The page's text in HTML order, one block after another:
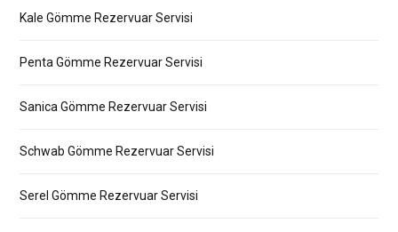
Kale Gömme Rezervuar Servisi
Penta Gömme Rezervuar Servisi
Sanica Gömme Rezervuar Servisi
Schwab Gömme Rezervuar Servisi
Serel Gömme Rezervuar Servisi